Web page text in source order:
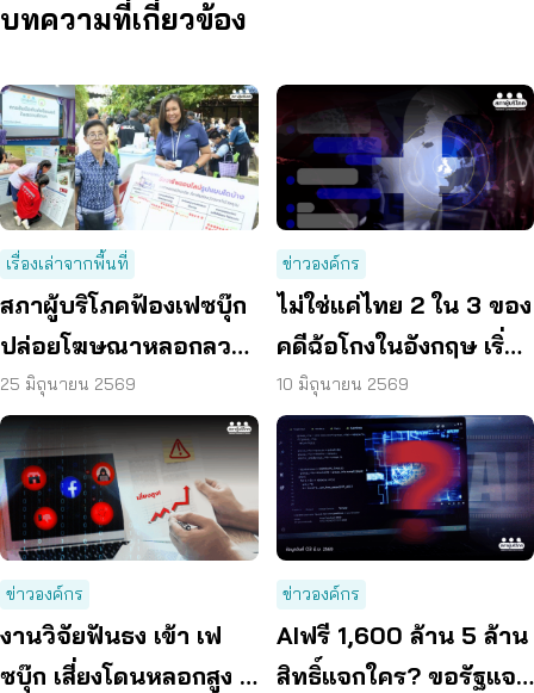
บทความที่เกี่ยวข้อง
เรื่องเล่าจากพื้นที่
สภาผู้บริโภคฟ้องเฟซบุ๊ก
ปล่อยโฆษณาหลอกลวง
เสียหายพันล้าน เครือ
ข่ายทั่วประเทศผนึกกำลัง
#ฉันก็โดนเหมือนกัน
25 มิถุนายน 2569
ข่าวองค์กร
ไม่ใช่แค่ไทย 2 ใน 3 ของ
คดีฉ้อโกงในอังกฤษ เริ่ม
ต้นจาก เฟซบุ๊ก
10 มิถุนายน 2569
ข่าวองค์กร
งานวิจัยฟันธง เข้า เฟ
ซบุ๊ก เสี่ยงโดนหลอกสูง ผู้
ข่าวองค์กร
AIฟรี 1,600 ล้าน 5 ล้าน
สิทธิ์แจกใคร? ขอรัฐแจง